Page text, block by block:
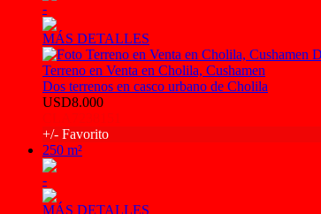
-
MÁS DETALLES
Terreno en Venta en Cholila, Cushamen
Dos terrenos en casco urbano de Cholila
USD8.000
+/- Favorito
250 m²
-
MÁS DETALLES